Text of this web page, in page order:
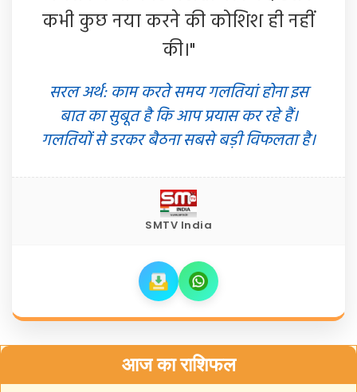
कभी कुछ नया करने की कोशिश ही नहीं
की।"
सरल अर्थ: काम करते समय गलतियां होना इस
बात का सुबूत है कि आप प्रयास कर रहे हैं।
गलतियों से डरकर बैठना सबसे बड़ी विफलता है।
SMTV India
आज का राशिफल